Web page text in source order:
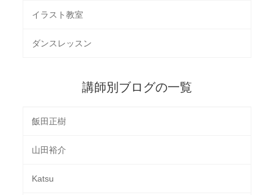
イラスト教室
ダンスレッスン
講師別ブログの一覧
飯田正樹
山田裕介
Katsu